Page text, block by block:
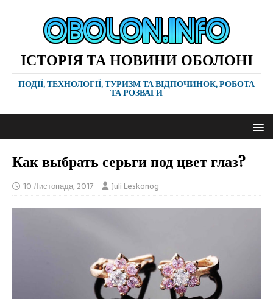
ІСТОРІЯ ТА НОВИНИ ОБОЛОНІ
ПОДІЇ, ТЕХНОЛОГІЇ, ТУРИЗМ ТА ВІДПОЧИНОК, РОБОТА
ТА РОЗВАГИ
Как выбрать серьги под цвет глаз?
10 Листопада, 2017 Juli Leskonog